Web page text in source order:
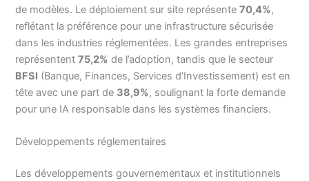
de modèles. Le déploiement sur site représente70,4%,
reflétant la préférence pour une infrastructure sécurisée
dans les industries réglementées. Les grandes entreprises
représentent75,2% de l’adoption, tandis que le secteur
BFSI (Banque, Finances, Services d’Investissement) est en
tête avec une part de 38,9%, soulignant la forte demande
pour une IA responsable dans les systèmes financiers.
Développements réglementaires
Les développements gouvernementaux et institutionnels